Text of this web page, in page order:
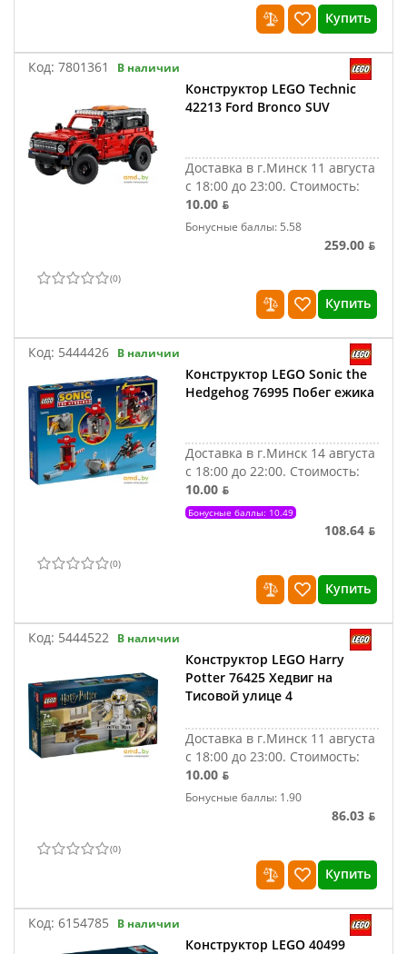
Купить
Код: 7801361 В наличии
Конструктор LEGO Technic
42213 Ford Bronco SUV
Доставка в г.Минск 11 августа
с 18:00 до 23:00. Стоимость:
10.00 ƃ
Бонусные баллы: 5.58
259.00 ƃ
(0)
Купить
Код: 5444426 В наличии
Конструктор LEGO Sonic the
Hedgehog 76995 Побег ежика
Доставка в г.Минск 14 августа
с 18:00 до 22:00. Стоимость:
10.00 ƃ
Бонусные баллы: 10.49
108.64 ƃ
(0)
Купить
Код: 5444522 В наличии
Конструктор LEGO Harry
Potter 76425 Хедвиг на
Тисовой улице 4
Доставка в г.Минск 11 августа
с 18:00 до 23:00. Стоимость:
10.00 ƃ
Бонусные баллы: 1.90
86.03 ƃ
(0)
Купить
Код: 6154785 В наличии
Конструктор LEGO 40499